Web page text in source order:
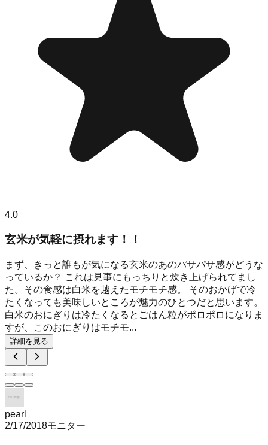
4.0
玄米が気軽に摂れます！！
まず、きっと誰もが気になる玄米のあのパサパサ感がどうな
っているか？ これは見事にもっちりと炊き上げられてまし
た。その食感は白米を越えたモチモチ感。 そのおかげで冷
たくなっても美味しいところが魅力のひとつだと思います。
白米のおにぎりは冷たくなるとごはん粒がポロポロになりま
すが、このおにぎりはモチモ...
詳細を見る
pearl
2/17/2018モニター